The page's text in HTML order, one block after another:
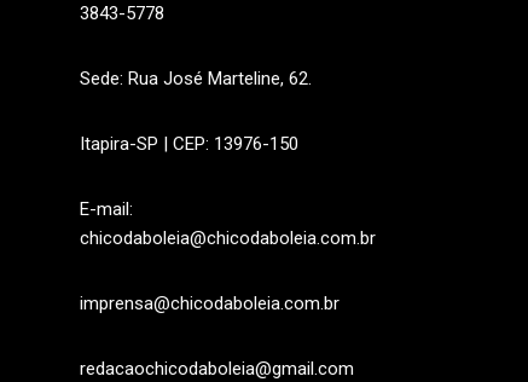
3843-5778
Sede: Rua José Marteline, 62.
Itapira-SP | CEP: 13976-150
E-mail:
chicodaboleia@chicodaboleia.com.br
imprensa@chicodaboleia.com.br
redacaochicodaboleia@gmail.com